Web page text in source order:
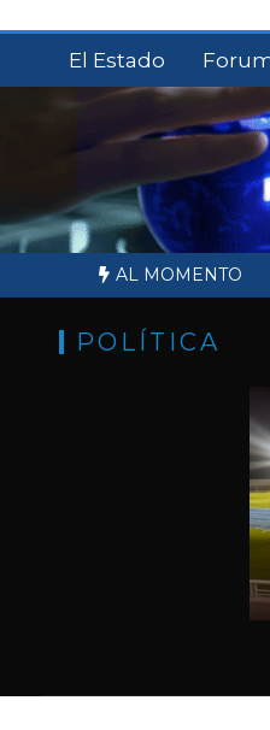
contenidoEl Estado
AL MOMENTO
Ruffo crean comité para
POLÍTICA